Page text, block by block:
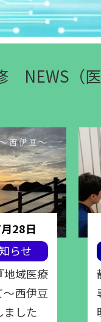
NEWS（医
28日
らせ
地域医療
～西伊豆
ました